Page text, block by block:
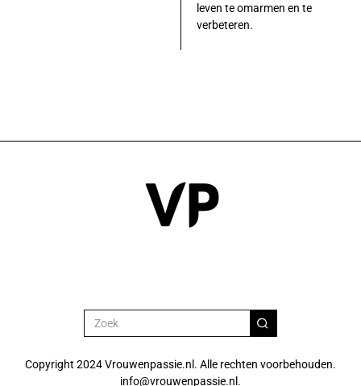
leven te omarmen en te
verbeteren.
Copyright 2024 Vrouwenpassie.nl. Alle rechten voorbehouden.
info@vrouwenpassie.nl.